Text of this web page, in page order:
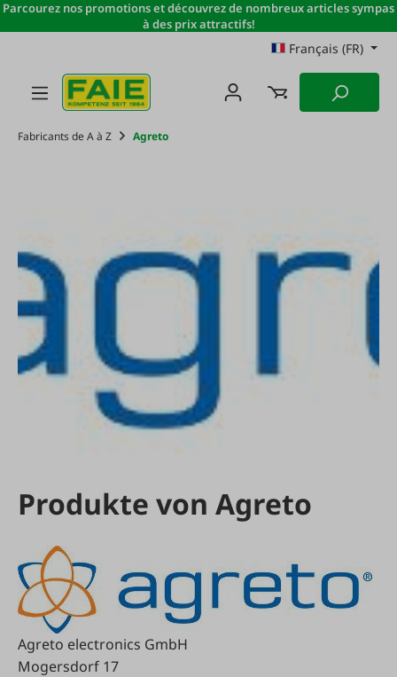
Passer au contenu principal
Parcourez nos promotions et découvrez de nombreux articles sympas
à des prix attractifs!
Français (FR)
Fabricants de A à Z Agreto
Produkte von Agreto
Agreto electronics GmbH
Mogersdorf 17